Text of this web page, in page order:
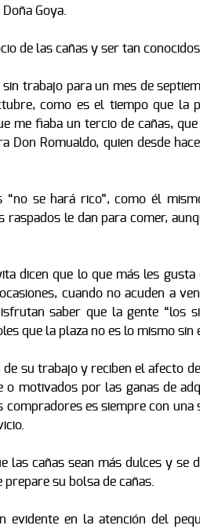
Goya.
de las cañas y ser tan
sin trabajo para un mes de
como es el tiempo que la
me fiaba un tercio de cañas,
Don Romualdo, quien desde
“no se hará rico”, como él
raspados le dan para comer,
dicen que lo que más les
cuando no acuden a
saber que la gente “los
que la plaza no es lo mismo
su trabajo y reciben el afecto
o motivados por las ganas de
compradores es siempre con
las cañas sean más dulces y se
prepare su bolsa de cañas.
evidente en la atención del